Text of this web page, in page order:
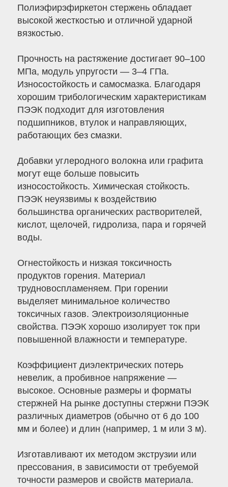
Полиэфирэфиркетон стержень обладает
высокой жесткостью и отличной ударной
вязкостью.
Прочность на растяжение достигает 90–100
МПа, модуль упругости — 3–4 ГПа.
Износостойкость и самосмазка. Благодаря
хорошим трибологическим характеристикам
ПЭЭК подходит для изготовления
подшипников, втулок и направляющих,
работающих без смазки.
Добавки углеродного волокна или графита
могут еще больше повысить
износостойкость. Химическая стойкость.
ПЭЭК неуязвимы к воздействию
большинства органических растворителей,
кислот, щелочей, гидролиза, пара и горячей
воды.
Огнестойкость и низкая токсичность
продуктов горения. Материал
трудновоспламеняем. При горении
выделяет минимальное количество
токсичных газов. Электроизоляционные
свойства. ПЭЭК хорошо изолирует ток при
повышенной влажности и температуре.
Коэффициент диэлектрических потерь
невелик, а пробивное напряжение —
высокое. Основные размеры и форматы
стержней На рынке доступны стержни ПЭЭК
различных диаметров (обычно от 6 до 100
мм и более) и длин (например, 1 м или 3 м).
Изготавливают их методом экструзии или
прессования, в зависимости от требуемой
точности размеров и свойств материала.